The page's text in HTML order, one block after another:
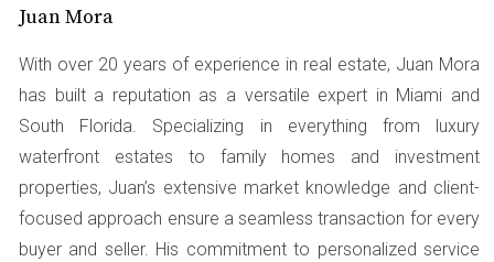
Beneficios de las alertas de nuevos
Las alertas de nuevos listados ofrecen múltiples
beneficios que pueden transformar tu experiencia de
compra. Aquí hay algunos aspectos destacados:
Acceso inmediato:Recibirás notificaciones
instantáneas sobre nuevas propiedades que
coincidan con tus criterios.
Juan Mora
With over 20 years of experience in real estate, Juan Mora
has built a reputation as a versatile expert in Miami and
South Florida. Specializing in everything from luxury
waterfront estates to family homes and investment
properties, Juan’s extensive market knowledge and client-
focused approach ensure a seamless transaction for every
buyer and seller. His commitment to personalized service